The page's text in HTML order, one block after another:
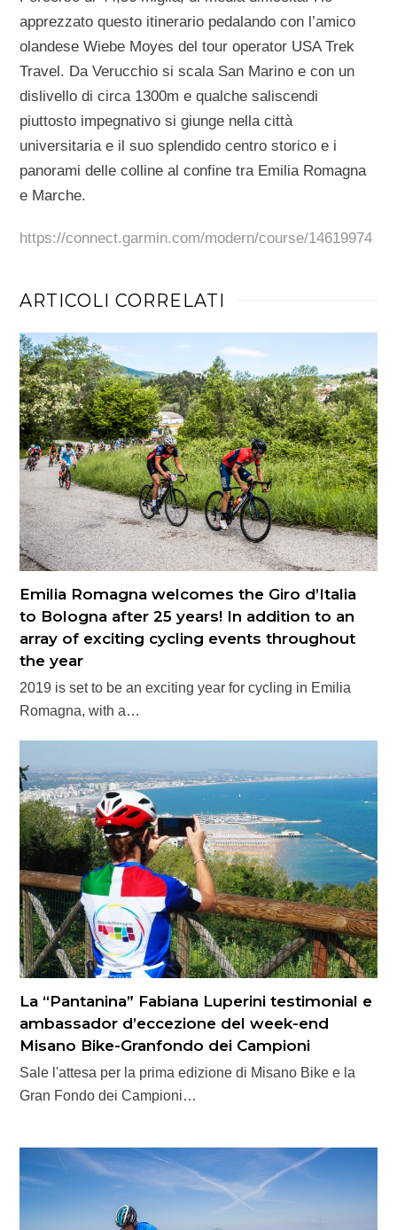
apprezzato questo itinerario pedalando con l’amico
olandese Wiebe Moyes del tour operator USA Trek
Travel. Da Verucchio si scala San Marino e con un
dislivello di circa 1300m e qualche saliscendi
piuttosto impegnativo si giunge nella città
universitaria e il suo splendido centro storico e i
panorami delle colline al confine tra Emilia Romagna
e Marche.
https://connect.garmin.com/modern/course/14619974
ARTICOLI CORRELATI
Emilia Romagna welcomes the Giro d’Italia
to Bologna after 25 years! In addition to an
array of exciting cycling events throughout
the year
2019 is set to be an exciting year for cycling in Emilia
Romagna, with a…
La “Pantanina” Fabiana Luperini testimonial e
ambassador d’eccezione del week-end
Misano Bike-Granfondo dei Campioni
Sale l'attesa per la prima edizione di Misano Bike e la
Gran Fondo dei Campioni…